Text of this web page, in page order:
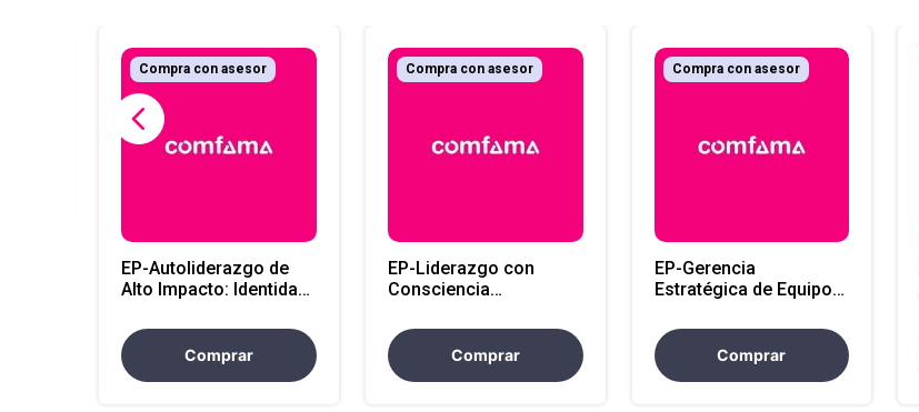
EP-Autoliderazgo de
Alto Impacto: Identidad,
y Peak Performance
Comprar
Compra con asesor
EP-Liderazgo con
Consciencia
Neurobiología,
Autorregulación y
Propósito
Comprar
Compra con asesor
EP-Gerencia
Estratégica de Equipos:
Cultura de Alto
DesempeñoComprar
Compra con asesor